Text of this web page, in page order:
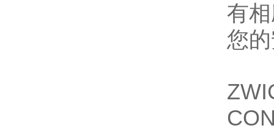
有
您